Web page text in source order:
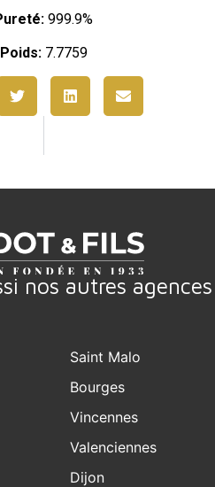
999.9%
Poids:7.7759
nos autres
Saint Malo
Bourges
Vincennes
Valenciennes
Dijon